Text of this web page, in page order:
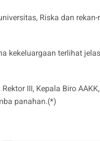
Riska dan
kekeluargaan terlihat
III, Kepala Biro
panahan.(*)